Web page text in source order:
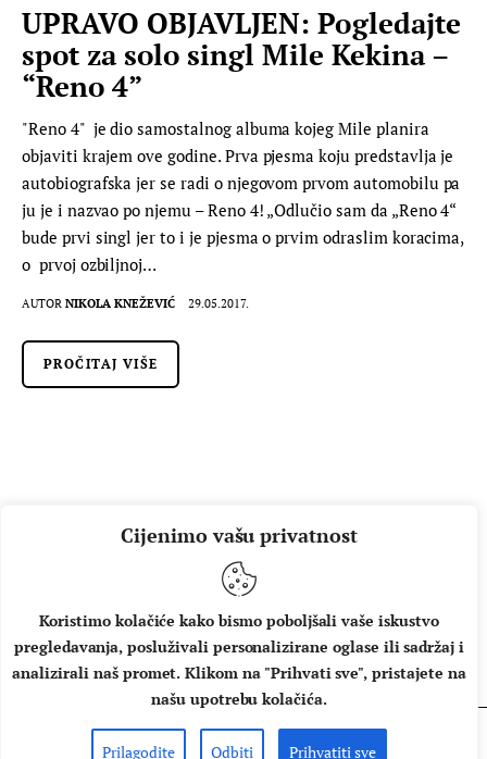
Cijenimo vašu privatnost
Koristimo kolačiće kako bismo poboljšali vaše iskustvo
pregledavanja, posluživali personalizirane oglase ili sadržaj i
analizirali naš promet. Klikom na "Prihvati sve", pristajete na
našu upotrebu kolačića.
Prilagodite Odbiti Prihvatiti sve
UPRAVO OBJAVLJEN: Pogledajte
spot za solo singl Mile Kekina –
“Reno 4”
"Reno 4" je dio samostalnog albuma kojeg Mile planira
objaviti krajem ove godine. Prva pjesma koju predstavlja je
autobiografska jer se radi o njegovom prvom automobilu pa
ju je i nazvao po njemu – Reno 4! „Odlučio sam da „Reno 4“
bude prvi singl jer to i je pjesma o prvim odraslim koracima,
o prvoj ozbiljnoj…
AUTOR NIKOLA KNEŽEVIĆ 29.05.2017.
PROČITAJ VIŠE
O NAMA IMPRESSUM UVJETI KORIŠTENJA
Copyright © 2026 Music Box - All rights reserved.